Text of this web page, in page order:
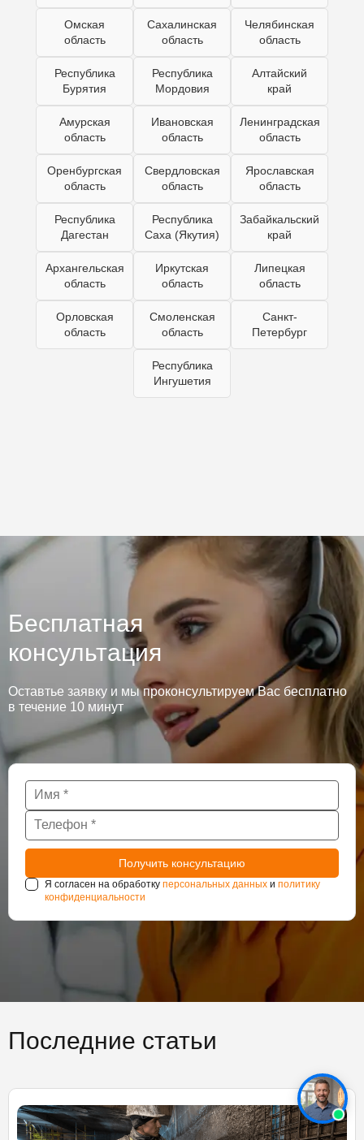
Омская
область
Сахалинская
область
Челябинская
область
Республика
Бурятия
Республика
Мордовия
Алтайский
край
Амурская
область
Ивановская
область
Ленинградская
область
Оренбургская
область
Свердловская
область
Ярославская
область
Республика
Дагестан
Республика
Саха (Якутия)
Забайкальский
край
Архангельская
область
Иркутская
область
Липецкая
область
Орловская
область
Смоленская
область
Санкт-
Петербург
Республика
Ингушетия
Бесплатная
консультация
Оставтье заявку и мы проконсультируем Вас бесплатно
в течение 10 минут
Я согласен на обработку персональных данных и политику
конфиденциальности
Последние статьи